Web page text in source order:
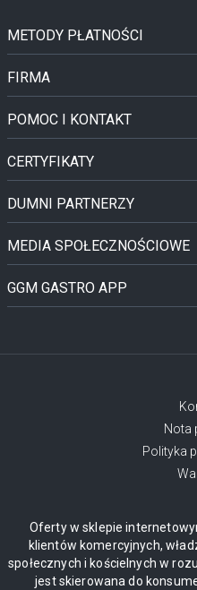
METODY PŁATNOŚCI
FIRMA
POMOC I KONTAKT
CERTYFIKATY
DUMNI PARTNERZY
MEDIA SPOŁECZNOŚCIOWE
GGM GASTRO APP
Nota
Polityka
Oferty w sklepie
klientów komercyjnych,
społecznych i kościelnych w
jest skierowana do